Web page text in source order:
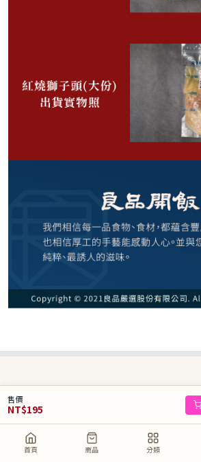
首頁 商品 分類
售價
NT$195
NT$195NT$ 250
7.8折
− +
加入購物車